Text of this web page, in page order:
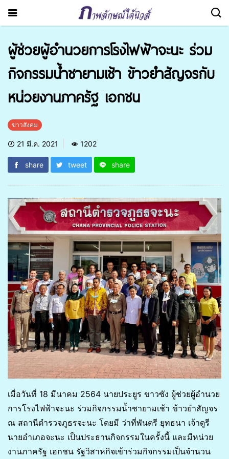
ผู้ช่วยผู้อำนวยการโรงไฟฟ้าจะนะ ร่วม
กิจกรรมน้ำชายามเช้า ข้าวยำสัญจรกับ
หน่วยงานภาครัฐ เอกชน
ข่าวสังคม
21 มี.ค. 2021 1202
share tweet share
เมื่อวันที่ 18 มีนาคม 2564 นายประยูร ขาวซัง ผู้ช่วยผู้อำนวย
การโรงไฟฟ้าจะนะ ร่วมกิจกรรมน้ำชายามเช้า ข้าวยำสัญจร
ณ สถานีตำรวจภูธรจะนะ โดยมี ว่าที่พันตรี ยุทธนา เจ้าดูรี
นายอำเภอจะนะ​ เป็นประธานกิจกรรมในครั้งนี้ และมีหน่วย
งานภาครัฐ เอกชน รัฐวิสาหกิจเข้าร่วมกิจกรรมเป็นจำนวน